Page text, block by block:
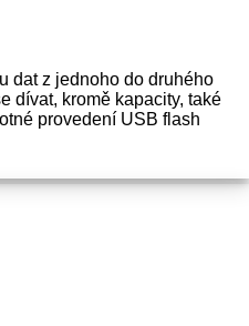
dat z jednoho do druhého
dívat, kromě kapacity, také
provedení USB flash